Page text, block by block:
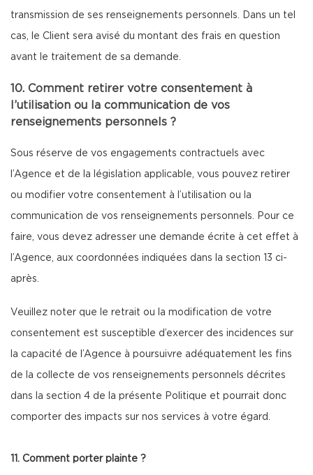
transmission de ses renseignements personnels. Dans un tel
cas, le Client sera avisé du montant des frais en question
avant le traitement de sa demande.
10. Comment retirer votre consentement à
l’utilisation ou la communication de vos
renseignements personnels ?
Sous réserve de vos engagements contractuels avec
l’Agence et de la législation applicable, vous pouvez retirer
ou modifier votre consentement à l’utilisation ou la
communication de vos renseignements personnels. Pour ce
faire, vous devez adresser une demande écrite à cet effet à
l’Agence, aux coordonnées indiquées dans la section 13 ci-
après.
Veuillez noter que le retrait ou la modification de votre
consentement est susceptible d’exercer des incidences sur
la capacité de l’Agence à poursuivre adéquatement les fins
de la collecte de vos renseignements personnels décrites
dans la section 4 de la présente Politique et pourrait donc
comporter des impacts sur nos services à votre égard.
11. Comment porter plainte ?